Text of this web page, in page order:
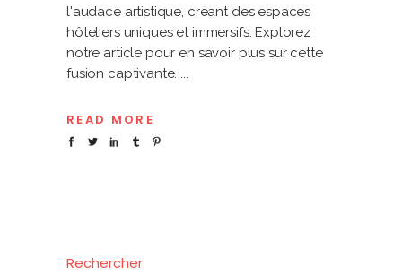
l'audace artistique, créant des espaces
hôteliers uniques et immersifs. Explorez
notre article pour en savoir plus sur cette
fusion captivante.
READ MORE
Rechercher